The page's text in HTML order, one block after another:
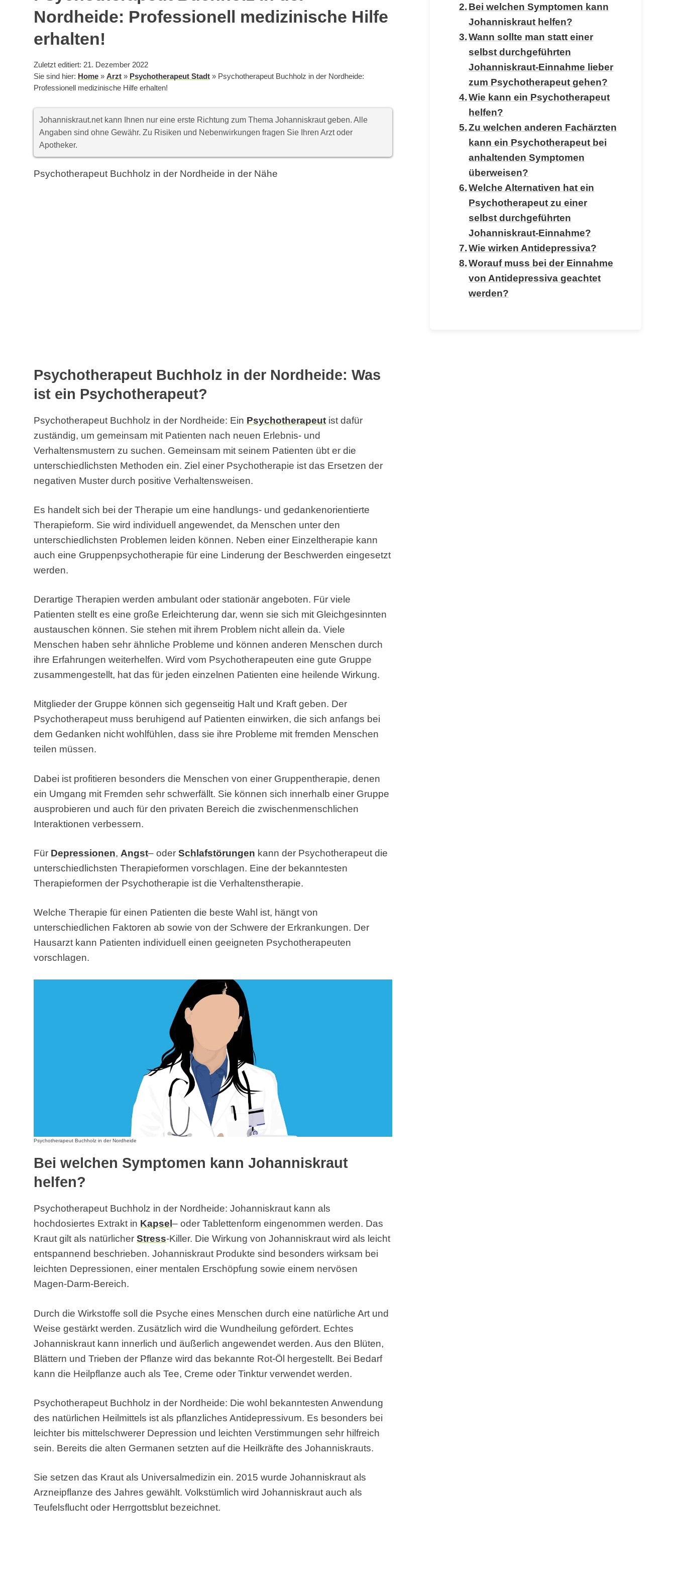
Nordheide: Professionell medizinische Hilfe
erhalten!
Zuletzt editiert: 21. Dezember 2022
Sie sind hier: Home »Arzt » Psychotherapeut Stadt » Psychotherapeut Buchholz in der Nordheide:
Professionell medizinische Hilfe erhalten!
Johanniskraut.net kann Ihnen nur eine erste Richtung zum Thema Johanniskraut geben. Alle
Angaben sind ohne Gewähr. Zu Risiken und Nebenwirkungen fragen Sie Ihren Arzt oder
Apotheker.
Psychotherapeut Buchholz in der Nordheide in der Nähe
Psychotherapeut Buchholz in der Nordheide: Was
ist ein Psychotherapeut?
Psychotherapeut Buchholz in der Nordheide: Ein Psychotherapeut ist dafür
zuständig, um gemeinsam mit Patienten nach neuen Erlebnis- und
Verhaltensmustern zu suchen. Gemeinsam mit seinem Patienten übt er die
unterschiedlichsten Methoden ein. Ziel einer Psychotherapie ist das Ersetzen der
negativen Muster durch positive Verhaltensweisen.
Es handelt sich bei der Therapie um eine handlungs- und gedankenorientierte
Therapieform. Sie wird individuell angewendet, da Menschen unter den
unterschiedlichsten Problemen leiden können. Neben einer Einzeltherapie kann
auch eine Gruppenpsychotherapie für eine Linderung der Beschwerden eingesetzt
werden.
Derartige Therapien werden ambulant oder stationär angeboten. Für viele
Patienten stellt es eine große Erleichterung dar, wenn sie sich mit Gleichgesinnten
austauschen können. Sie stehen mit ihrem Problem nicht allein da. Viele
Menschen haben sehr ähnliche Probleme und können anderen Menschen durch
ihre Erfahrungen weiterhelfen. Wird vom Psychotherapeuten eine gute Gruppe
zusammengestellt, hat das für jeden einzelnen Patienten eine heilende Wirkung.
Mitglieder der Gruppe können sich gegenseitig Halt und Kraft geben. Der
Psychotherapeut muss beruhigend auf Patienten einwirken, die sich anfangs bei
dem Gedanken nicht wohlfühlen, dass sie ihre Probleme mit fremden Menschen
teilen müssen.
Dabei ist profitieren besonders die Menschen von einer Gruppentherapie, denen
ein Umgang mit Fremden sehr schwerfällt. Sie können sich innerhalb einer Gruppe
ausprobieren und auch für den privaten Bereich die zwischenmenschlichen
Interaktionen verbessern.
Für Depressionen, Angst– oderSchlafstörungen kann der Psychotherapeut die
unterschiedlichsten Therapieformen vorschlagen. Eine der bekanntesten
Therapieformen der Psychotherapie ist die Verhaltenstherapie.
Welche Therapie für einen Patienten die beste Wahl ist, hängt von
unterschiedlichen Faktoren ab sowie von der Schwere der Erkrankungen. Der
Hausarzt kann Patienten individuell einen geeigneten Psychotherapeuten
vorschlagen.
Psychotherapeut Buchholz in der Nordheide
Bei welchen Symptomen kann Johanniskraut
helfen?
Psychotherapeut Buchholz in der Nordheide: Johanniskraut kann als
hochdosiertes Extrakt in Kapsel– oder Tablettenform eingenommen werden. Das
Kraut gilt als natürlicherStress-Killer. Die Wirkung von Johanniskraut wird als leicht
entspannend beschrieben. Johanniskraut Produkte sind besonders wirksam bei
leichten Depressionen, einer mentalen Erschöpfung sowie einem nervösen
Magen-Darm-Bereich.
Durch die Wirkstoffe soll die Psyche eines Menschen durch eine natürliche Art und
Weise gestärkt werden. Zusätzlich wird die Wundheilung gefördert. Echtes
Johanniskraut kann innerlich und äußerlich angewendet werden. Aus den Blüten,
Blättern und Trieben der Pflanze wird das bekannte Rot-Öl hergestellt. Bei Bedarf
kann die Heilpflanze auch als Tee, Creme oder Tinktur verwendet werden.
Psychotherapeut Buchholz in der Nordheide: Die wohl bekanntesten Anwendung
des natürlichen Heilmittels ist als pflanzliches Antidepressivum. Es besonders bei
leichter bis mittelschwerer Depression und leichten Verstimmungen sehr hilfreich
sein. Bereits die alten Germanen setzten auf die Heilkräfte des Johanniskrauts.
Sie setzen das Kraut als Universalmedizin ein. 2015 wurde Johanniskraut als
Arzneipflanze des Jahres gewählt. Volkstümlich wird Johanniskraut auch als
Teufelsflucht oder Herrgottsblut bezeichnet.
Bei welchen Symptomen kann
Johanniskraut helfen?
Wann sollte man statt einer
selbst durchgeführten
Johanniskraut-Einnahme lieber
zum Psychotherapeut gehen?
Wie kann ein Psychotherapeut
helfen?
Zu welchen anderen Fachärzten
kann ein Psychotherapeut bei
anhaltenden Symptomen
überweisen?
Welche Alternativen hat ein
Psychotherapeut zu einer
selbst durchgeführten
Johanniskraut-Einnahme?
Wie wirken Antidepressiva?
Worauf muss bei der Einnahme
von Antidepressiva geachtet
werden?